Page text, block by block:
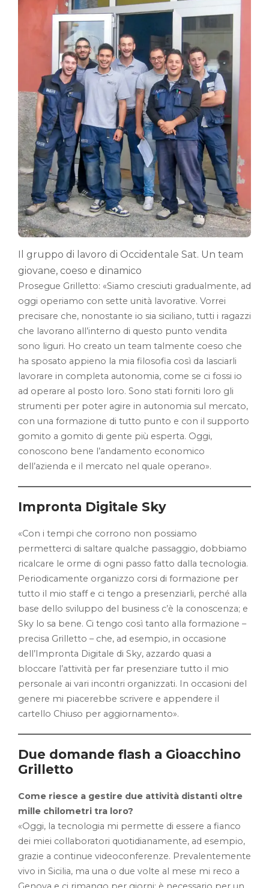
Il gruppo di lavoro di Occidentale Sat. Un team
giovane, coeso e dinamico
Prosegue Grilletto: «Siamo cresciuti gradualmente, ad
oggi operiamo con sette unità lavorative. Vorrei
precisare che, nonostante io sia siciliano, tutti i ragazzi
che lavorano all’interno di questo punto vendita
sono liguri. Ho creato un team talmente coeso che
ha sposato appieno la mia filosofia così da lasciarli
lavorare in completa autonomia, come se ci fossi io
ad operare al posto loro. Sono stati forniti loro gli
strumenti per poter agire in autonomia sul mercato,
con una formazione di tutto punto e con il supporto
gomito a gomito di gente più esperta. Oggi,
conoscono bene l’andamento economico
dell’azienda e il mercato nel quale operano».
Impronta Digitale Sky
«Con i tempi che corrono non possiamo
permetterci di saltare qualche passaggio, dobbiamo
ricalcare le orme di ogni passo fatto dalla tecnologia.
Periodicamente organizzo corsi di formazione per
tutto il mio staff e ci tengo a presenziarli, perché alla
base dello sviluppo del business c’è la conoscenza; e
Sky lo sa bene. Ci tengo così tanto alla formazione –
precisa Grilletto – che, ad esempio, in occasione
dell’Impronta Digitale di Sky, azzardo quasi a
bloccare l’attività per far presenziare tutto il mio
personale ai vari incontri organizzati. In occasioni del
genere mi piacerebbe scrivere e appendere il
cartello Chiuso per aggiornamento».
Due domande flash a Gioacchino
Grilletto
Come riesce a gestire due attività distanti oltre
mille chilometri tra loro?
«Oggi, la tecnologia mi permette di essere a fianco
dei miei collaboratori quotidianamente, ad esempio,
grazie a continue videoconferenze. Prevalentemente
vivo in Sicilia, ma una o due volte al mese mi reco a